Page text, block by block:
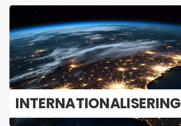
IN­TER­NA­TI­O­NA­LI­SE­RING